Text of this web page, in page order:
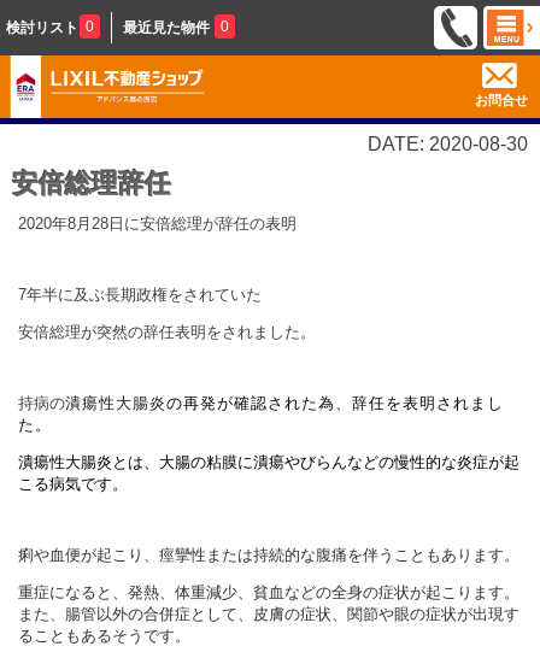
検討リスト 0 最近見た物件 0
お問合せ
DATE: 2020-08-30
安倍総理辞任
2020年8月28日に安倍総理が辞任の表明
7年半に及ぶ長期政権をされていた
安倍総理が突然の辞任表明をされました。
持病の潰瘍性大腸炎の再発が確認された為、辞任を表明されまし
た。
潰瘍性大腸炎とは、大腸の粘膜に潰瘍やびらんなどの慢性的な炎症が起
こる病気です。
痢や血便が起こり、痙攣性または持続的な腹痛を伴うこともあります。
重症になると、発熱、体重減少、貧血などの全身の症状が起こります。
また、腸管以外の合併症として、皮膚の症状、関節や眼の症状が出現す
ることもあるそうです。